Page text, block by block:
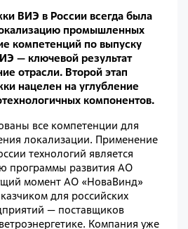
ВИЭ в России всегда была
промышленных
компетенций по выпуску
— ключевой результат
отрасли. Второй этап
нацелен на углубление
компонентов.
все компетенции для
локализации. Применение
технологий является
программы развития АО
момент АО «НоваВинд»
для российских
— поставщиков
Компания уже